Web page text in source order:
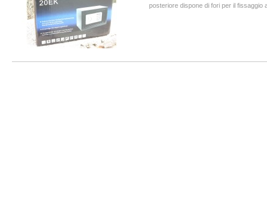
posteriore dispone di fori per il fissaggio